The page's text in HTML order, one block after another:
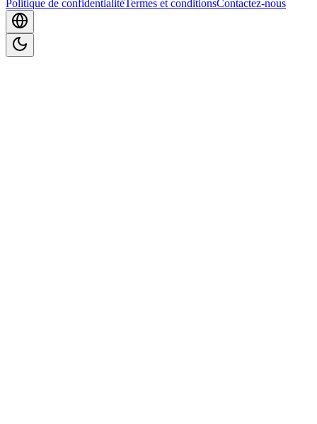
Politique de confidentialitéTermes et conditionsContactez-nous